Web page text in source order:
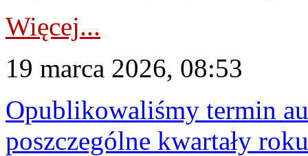
Więcej...
19 marca 2026, 08:53
Opublikowaliśmy termin
poszczególne kwartały